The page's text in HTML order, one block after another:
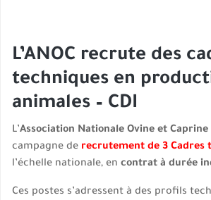
L’ANOC recrute des
techniques en
animales – CDI
L’Association Nationale Ovine et Caprine
campagne de recrutement de 3 Cadres
l’échelle nationale, en contrat à durée
Ces postes s’adressent à des profils